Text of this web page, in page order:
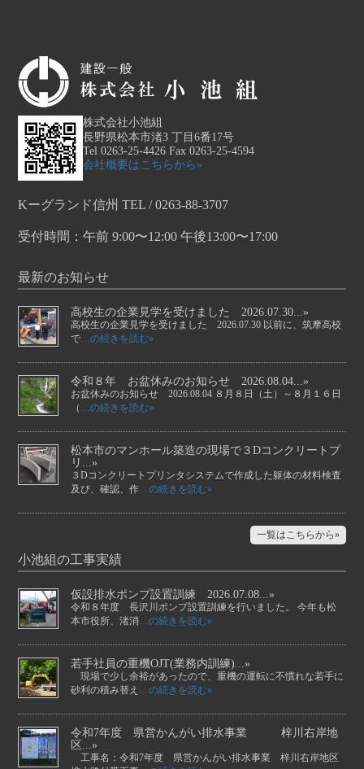
株式会社小池組
長野県松本市渚3 丁目6番17号
Tel 0263-25-4426 Fax 0263-25-4594
会社概要はこちらから»
Kーグランド信州 TEL / 0263-88-3707
受付時間：午前 9:00〜12:00 午後13:00〜17:00
最新のお知らせ
高校生の企業見学を受けました 2026.07.30...»
高校生の企業見学を受けました 2026.07.30 以前に、筑摩高校
で…の続きを読む»
令和８年 お盆休みのお知らせ 2026.08.04...»
お盆休みのお知らせ 2026.08.04 ８月８日（土）～８月１６日
（ …の続きを読む»
松本市のマンホール築造の現場で３Dコンクリートプ
リ...»
３Dコンクリートプリンタシステムで作成した躯体の材料検査
及び、確認、作…の続きを読む»
一覧はこちらから»
小池組の工事実績
仮設排水ポンプ設置訓練 2026.07.08...»
令和８年度 長沢川ポンプ設置訓練を行いました。 今年も松
本市役所、渚消…の続きを読む»
若手社員の重機OJT(業務内訓練)...»
現場で少し余裕があったので、重機の運転に不慣れな若手に
砂利の積み替え …の続きを読む»
令和7年度 県営かんがい排水事業 梓川右岸地
区...»
工事名：令和7年度 県営かんがい排水事業 梓川右岸地区